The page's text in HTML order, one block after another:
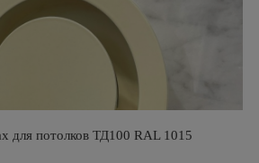
для потолков ТД100 RAL 1015